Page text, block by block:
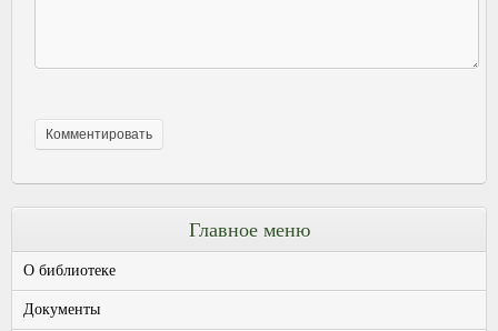
Главное меню
О библиотеке
Документы